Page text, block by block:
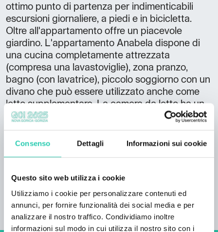
Consenso Dettagli Informazioni sui cookie
Questo sito web utilizza i cookie
Utilizziamo i cookie per personalizzare contenuti ed
annunci, per fornire funzionalità dei social media e per
analizzare il nostro traffico. Condividiamo inoltre
informazioni sul modo in cui utilizza il nostro sito con i
ottimo punto di partenza per indimenticabili
escursioni giornaliere, a piedi e in bicicletta.
Oltre all'appartamento offre un piacevole
giardino. L'appartamento Anabela dispone di
una cucina completamente attrezzata
(compresa una lavastoviglie), zona pranzo,
bagno (con lavatrice), piccolo soggiorno con un
divano che può essere utilizzato anche come
letto supplementare. La camera da letto ha un
letto matrimoniale, un letto a castello e una
scrivania. L'appartamento Anabela dispone
anche di un angolo lettura e di connessione